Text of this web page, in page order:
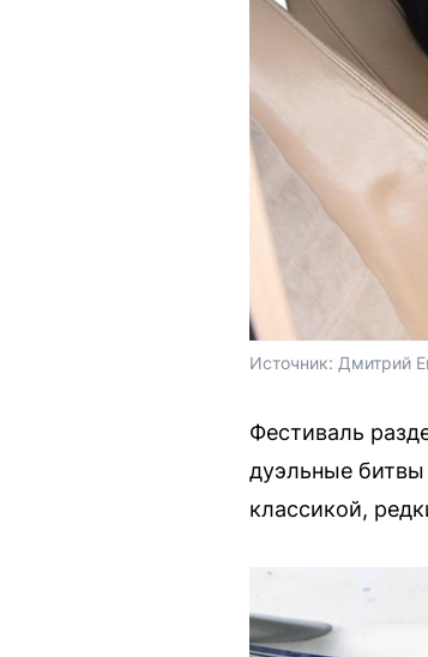
Источник: Дмитрий
Фестиваль
дуэльные битвы
классикой,